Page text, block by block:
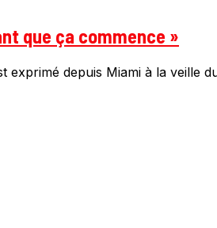
que ça commence »
depuis Miami à la veille